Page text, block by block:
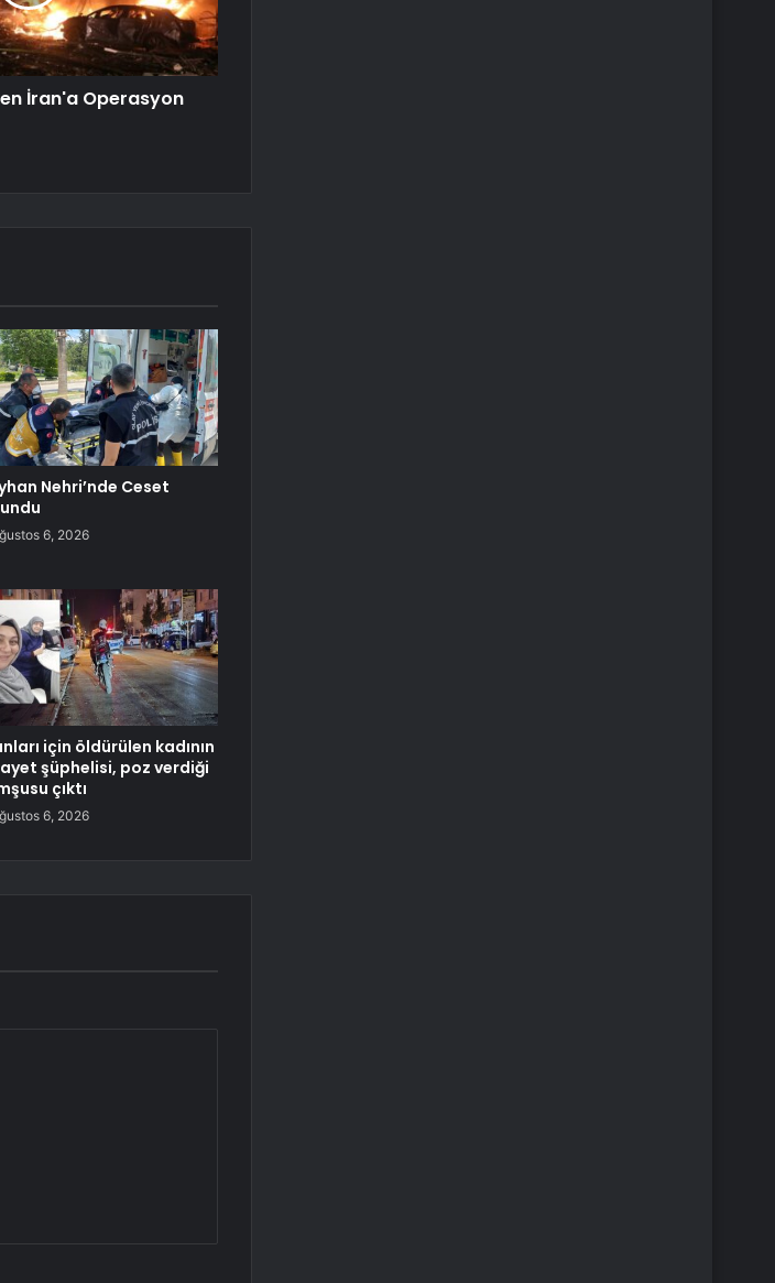
İran'a Operasyon
Nehri’nde Ceset
6, 2026
için öldürülen kadının
şüphelisi, poz verdiği
çıktı
6, 2026